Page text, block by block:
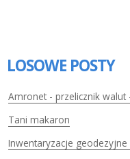
LOSOWE POSTY
Amronet - przelicznik walut
Tani makaron
Inwentaryzacje geodezyjne